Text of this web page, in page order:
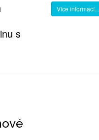
s
Více informací...